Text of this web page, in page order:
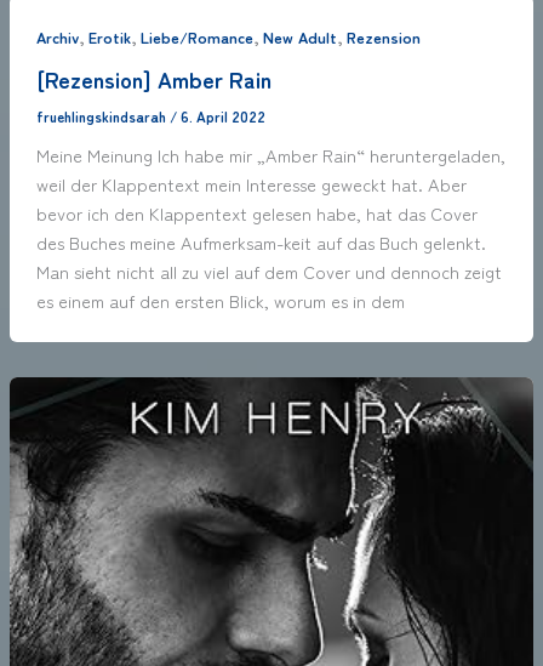
Archiv, Erotik, Liebe/Romance, New Adult, Rezension
[Rezension] Amber Rain
fruehlingskindsarah /6. April 2022
Meine Meinung Ich habe mir „Amber Rain“ heruntergeladen,
weil der Klappentext mein Interesse geweckt hat. Aber
bevor ich den Klappentext gelesen habe, hat das Cover
des Buches meine Aufmerksam-keit auf das Buch gelenkt.
Man sieht nicht all zu viel auf dem Cover und dennoch zeigt
es einem auf den ersten Blick, worum es in dem